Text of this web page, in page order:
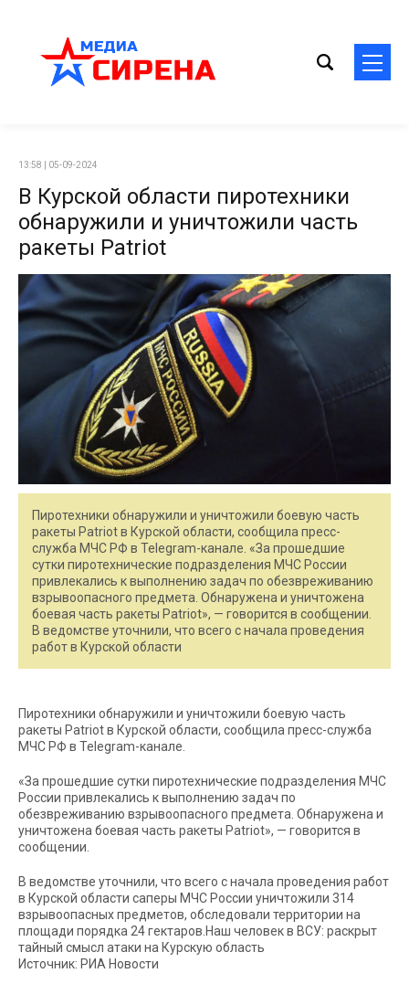
13:58 | 05-09-2024
В Курской области пиротехники
обнаружили и уничтожили часть
ракеты Patriot
Пиротехники обнаружили и уничтожили боевую часть
ракеты Patriot в Курской области, сообщила пресс-
служба МЧС РФ в Telegram-канале. «За прошедшие
сутки пиротехнические подразделения МЧС России
привлекались к выполнению задач по обезвреживанию
взрывоопасного предмета. Обнаружена и уничтожена
боевая часть ракеты Patriot», — говорится в сообщении.
В ведомстве уточнили, что всего с начала проведения
работ в Курской области
Пиротехники обнаружили и уничтожили боевую часть
ракеты Patriot в Курской области, сообщила пресс-служба
МЧС РФ в Telegram-канале.
«За прошедшие сутки пиротехнические подразделения МЧС
России привлекались к выполнению задач по
обезвреживанию взрывоопасного предмета. Обнаружена и
уничтожена боевая часть ракеты Patriot», — говорится в
сообщении.
В ведомстве уточнили, что всего с начала проведения работ
в Курской области саперы МЧС России уничтожили 314
взрывоопасных предметов, обследовали территории на
площади порядка 24 гектаров.Наш человек в ВСУ: раскрыт
тайный смысл атаки на Курскую область
Источник: РИА Новости